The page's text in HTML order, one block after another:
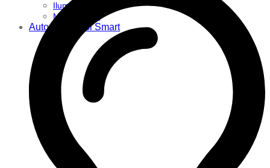
Iluminat Expozitii
Module LED
Automatizari si Smart